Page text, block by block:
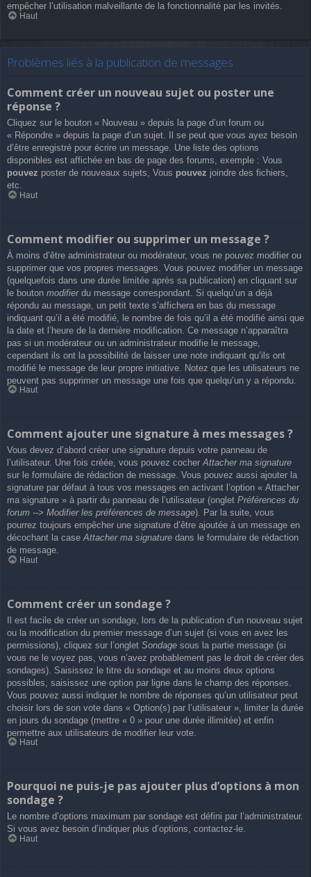
empêcher l’utilisation malveillante de la fonctionnalité par les invités.
Haut
Problèmes liés à la publication de messages
Comment créer un nouveau sujet ou poster une
réponse ?
Cliquez sur le bouton « Nouveau » depuis la page d’un forum ou
« Répondre » depuis la page d’un sujet. Il se peut que vous ayez besoin
d’être enregistré pour écrire un message. Une liste des options
disponibles est affichée en bas de page des forums, exemple : Vous
pouvez poster de nouveaux sujets, Vous pouvez joindre des fichiers,
etc.
Haut
Comment modifier ou supprimer un message ?
À moins d’être administrateur ou modérateur, vous ne pouvez modifier ou
supprimer que vos propres messages. Vous pouvez modifier un message
(quelquefois dans une durée limitée après sa publication) en cliquant sur
le bouton modifierdu message correspondant. Si quelqu’un a déjà
répondu au message, un petit texte s’affichera en bas du message
indiquant qu’il a été modifié, le nombre de fois qu’il a été modifié ainsi que
la date et l’heure de la dernière modification. Ce message n’apparaîtra
pas si un modérateur ou un administrateur modifie le message,
cependant ils ont la possibilité de laisser une note indiquant qu’ils ont
modifié le message de leur propre initiative. Notez que les utilisateurs ne
peuvent pas supprimer un message une fois que quelqu’un y a répondu.
Haut
Comment ajouter une signature à mes messages ?
Vous devez d’abord créer une signature depuis votre panneau de
l’utilisateur. Une fois créée, vous pouvez cocherAttacher ma signature
sur le formulaire de rédaction de message. Vous pouvez aussi ajouter la
signature par défaut à tous vos messages en activant l’option « Attacher
ma signature » à partir du panneau de l’utilisateur (onglet Préférences du
forum --> Modifier les préférences de message). Par la suite, vous
pourrez toujours empêcher une signature d’être ajoutée à un message en
décochant la caseAttacher ma signature dans le formulaire de rédaction
de message.
Haut
Comment créer un sondage ?
Il est facile de créer un sondage, lors de la publication d’un nouveau sujet
ou la modification du premier message d’un sujet (si vous en avez les
permissions), cliquez sur l’onglet Sondage sous la partie message (si
vous ne le voyez pas, vous n’avez probablement pas le droit de créer des
sondages). Saisissez le titre du sondage et au moins deux options
possibles, saisissez une option par ligne dans le champ des réponses.
Vous pouvez aussi indiquer le nombre de réponses qu’un utilisateur peut
choisir lors de son vote dans « Option(s) par l’utilisateur », limiter la durée
en jours du sondage (mettre « 0 » pour une durée illimitée) et enfin
permettre aux utilisateurs de modifier leur vote.
Haut
Pourquoi ne puis-je pas ajouter plus d’options à mon
sondage ?
Le nombre d’options maximum par sondage est défini par l’administrateur.
Si vous avez besoin d’indiquer plus d’options, contactez-le.
Haut